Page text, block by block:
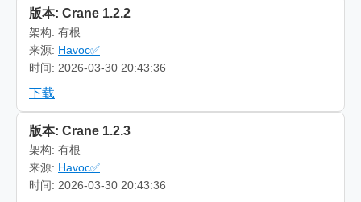
版本: Crane 1.2.2
架构: 有根
来源: Havoc✅
时间: 2026-03-30 20:43:36
下载
版本: Crane 1.2.3
架构: 有根
来源: Havoc✅
时间: 2026-03-30 20:43:36